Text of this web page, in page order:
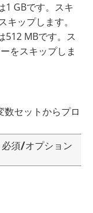
1 GBです。スキ
キップします。
512 MBです。ス
をスキップしま
数セットからプロ
必須/オプション